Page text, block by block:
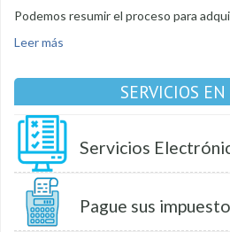
Podemos resumir el proceso para
Leer más
SERVICIOS
Servicios
Pague sus